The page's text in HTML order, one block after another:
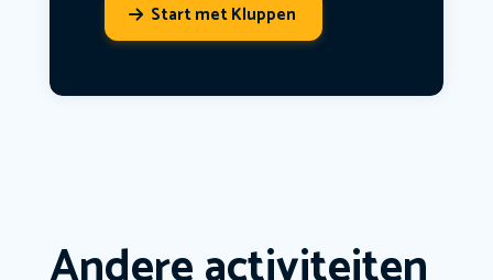
Start met Kluppen